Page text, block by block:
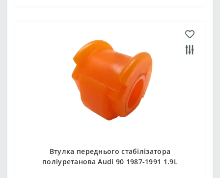
Втулка переднього стабілізатора
поліуретанова Audi 90 1987-1991 1.9L